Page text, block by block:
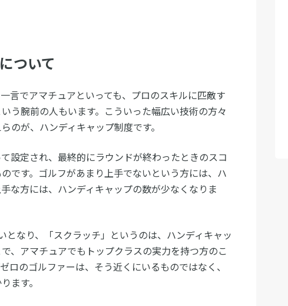
ついて
言でアマチュアといっても、プロのスキルに匹敵す
う腕前の人もいます。こういった幅広い技術の方々
のが、ハンディキャップ制度です。
設定され、最終的にラウンドが終わったときのスコ
です。ゴルフがあまり上手でないという方には、ハ
な方には、ハンディキャップの数が少なくなりま
となり、「スクラッチ」というのは、ハンディキャッ
、アマチュアでもトップクラスの実力を持つ方のこ
ロのゴルファーは、そう近くにいるものではなく、
ます。